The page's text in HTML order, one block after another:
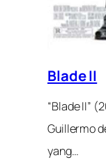
Blade II
“Blade II”
Guillermo
yang…